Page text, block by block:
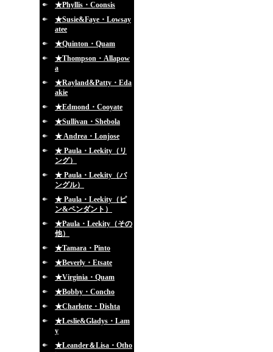
★Phyllis・Coonsis
★Susie&Faye・Lowsay
atee
★Quinton・Quam
★Thompson・Allapow
a
★Rayland&Patty・Eda
akie
★Edmond・Cooyate
★Sullivan・Shebola
★ Andrea・Lonjose
★ Paula・Leekity（リ
ング）
★ Paula・Leekity（バ
ングル）
★ Paula・Leekity（ピ
ン&ペンダント）
★Paula・Leekity（その
他）
★Tamara・Pinto
★Beverly・Etsate
★Virginia・Quam
★Bobby・Concho
★Charlotte・Dishta
★Leslie&Gladys・Lam
y
★Leander＆Lisa・Otho